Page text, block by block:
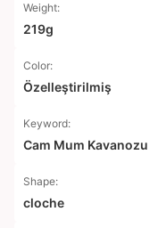
Weight:
219g
Color:
Özelleştirilmiş
Keyword:
Cam Mum Kavanozu
Shape:
cloche